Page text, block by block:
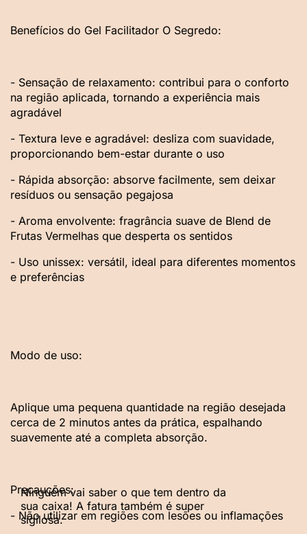
Benefícios do Gel Facilitador O Segredo:
- Sensação de relaxamento: contribui para o conforto
na região aplicada, tornando a experiência mais
agradável
- Textura leve e agradável: desliza com suavidade,
proporcionando bem-estar durante o uso
- Rápida absorção: absorve facilmente, sem deixar
resíduos ou sensação pegajosa
- Aroma envolvente: fragrância suave de Blend de
Frutas Vermelhas que desperta os sentidos
- Uso unissex: versátil, ideal para diferentes momentos
e preferências
Modo de uso:
Aplique uma pequena quantidade na região desejada
cerca de 2 minutos antes da prática, espalhando
suavemente até a completa absorção.
Precauções:
- Não utilizar em regiões com lesões ou inflamações